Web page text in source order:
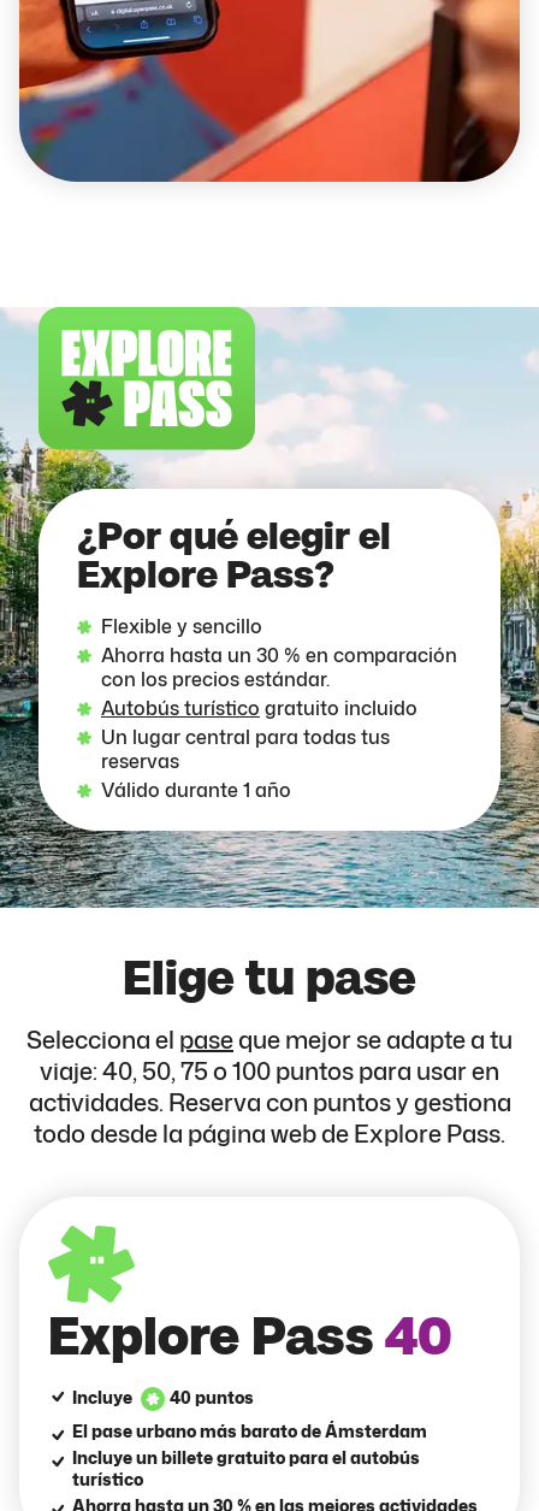
¿Por qué elegir el
Explore Pass?
Flexible y sencillo
Ahorra hasta un 30 % en comparación
con los precios estándar.
Autobús turístico gratuito incluido
Un lugar central para todas tus
reservas
Válido durante 1 año
Elige tu pase
Selecciona el paseque mejor se adapte a tu
viaje: 40, 50, 75 o 100 puntos para usar en
actividades. Reserva con puntos y gestiona
todo desde la página web de Explore Pass.
Explore Pass 40
Incluye
40 puntos
El pase urbano más barato de Ámsterdam
Incluye un billete gratuito para el autobús
turístico
Ahorra hasta un 30 % en las mejores actividades